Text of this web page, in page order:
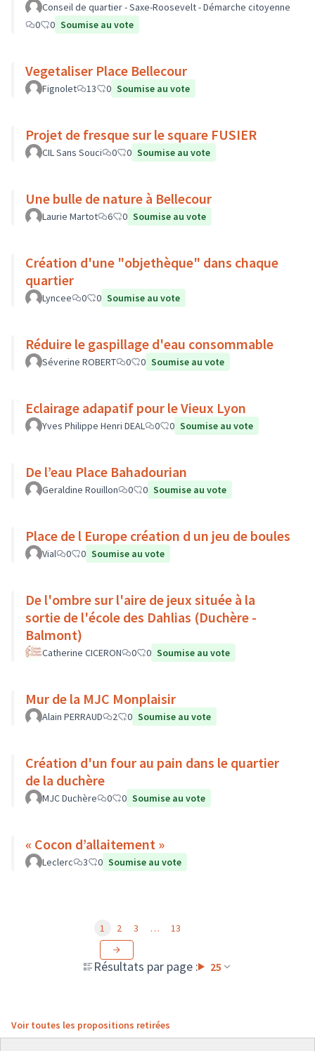
Conseil de quartier - Saxe-Roosevelt - Démarche citoyenne
0
0 Soumise au vote
Vegetaliser Place Bellecour
Fignolet 13 0 Soumise au vote
Projet de fresque sur le square FUSIER
CIL Sans Souci 0 0 Soumise au vote
Une bulle de nature à Bellecour
Laurie Martot 6 0 Soumise au vote
Création d'une "objethèque" dans chaque
quartier
Lyncee 0 0 Soumise au vote
Réduire le gaspillage d'eau consommable
Séverine ROBERT 0 0 Soumise au vote
Eclairage adapatif pour le Vieux Lyon
Yves Philippe Henri DEAL 0 0 Soumise au vote
De l’eau Place Bahadourian
Geraldine Rouillon 0 0 Soumise au vote
Place de l Europe création d un jeu de boules
Vial 0 0 Soumise au vote
De l'ombre sur l'aire de jeux située à la
sortie de l'école des Dahlias (Duchère -
Balmont)
Catherine CICERON 0 0 Soumise au vote
Mur de la MJC Monplaisir
Alain PERRAUD 2 0 Soumise au vote
Création d'un four au pain dans le quartier
de la duchère
MJC Duchère 0 0 Soumise au vote
« Cocon d’allaitement »
Leclerc 3 0 Soumise au vote
Résultats par page : 25
1 2 3 … 13
Voir toutes les propositions retirées